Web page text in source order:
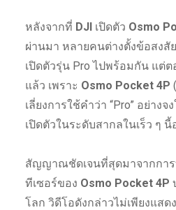
หลังจากที่ DJIเปิดตัว Osmo
ผ่านมา หลายคนต่างตั้งข้อสงสั
เปิดตัวรุ่น Pro ไปพร้อมกัน แต่
แล้ว เพราะ Osmo Pocket 4P
เลี่ยงการใช้คำว่า “Pro” อย่างจ
เปิดตัวในระดับสากลในเร็ว ๆ
สัญญาณชัดเจนที่สุดมาจากกา
ทีเซอร์ของ Osmo Pocket 4P
โลก วิดีโอดังกล่าวไม่เพียงแสด